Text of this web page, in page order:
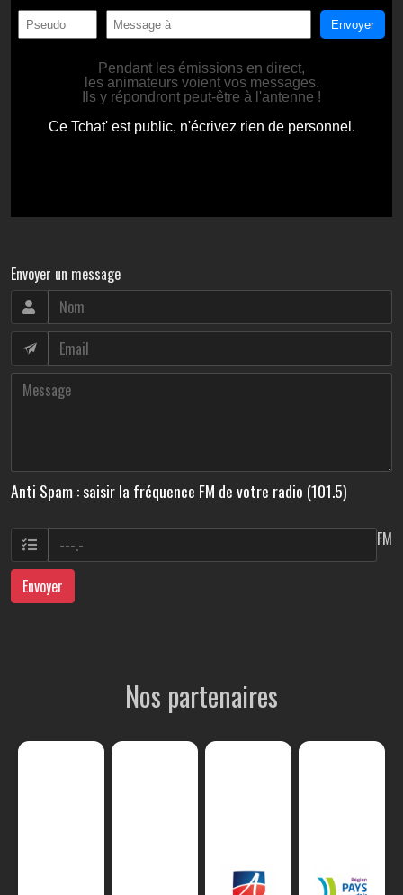
Envoyer un message
Anti Spam : saisir la fréquence FM de votre radio (101.5)
FM
Envoyer
Nos partenaires